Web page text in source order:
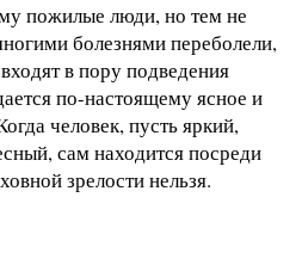
пожилые люди, но тем не
болезнями переболели,
в пору подведения
по-настоящему ясное и
человек, пусть яркий,
сам находится посреди
зрелости нельзя.